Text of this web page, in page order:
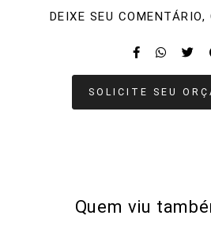
DEIXE SEU
SOLICITE SEU
Quem viu